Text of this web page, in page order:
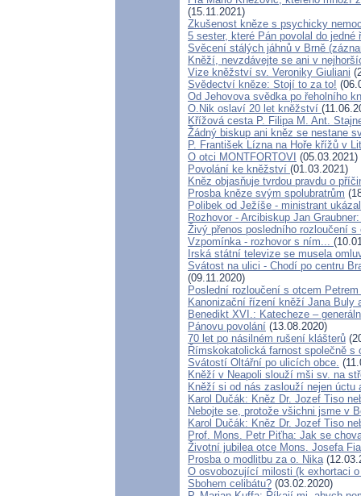
(15.11.2021)
Zkušenost kněze s psychicky
5 sester, které Pán povolal do jedné
Svěcení stálých jáhnů v Brně
Kněží, nevzdávejte se ani v
Vize kněžství sv. Veroniky Giuliani
Svědectví kněze: Stojí to za to!
Od Jehovova svědka po řeholního
O.Nik oslaví 20 let kněžství
Křížová cesta P. Filipa M. Ant.
Žádný biskup ani kněz se nestane
P. František Lízna na Hoře křížů v
O otci MONTFORTOVI (05.03.2021)
Povolání ke kněžství (01.03.2021)
Kněz objasňuje tvrdou pravdu o
Prosba kněze svým spolubratrům
Polibek od Ježíše - ministrant
Rozhovor - Arcibiskup Jan
Živý přenos posledního rozloučení
Vzpomínka - rozhovor s ním...
Irská státní televize se musela
Svátost na ulici - Chodí po centru
(09.11.2020)
Poslední rozloučení s otcem
Kanonizační řízení kněží Jana Buly
Benedikt XVI.: Katecheze –
Pánovu povolání (13.08.2020)
70 let po násilném rušení klášterů
Římskokatolická farnost společně
Svátostí Oltářní po ulicích obce.
Kněží v Neapoli slouží mši sv. na
Kněží si od nás zaslouží nejen
Karol Dučák: Kněz Dr. Jozef Tiso
Nebojte se, protože všichni jsme v
Karol Dučák: Kněz Dr. Jozef Tiso
Prof. Mons. Petr Piťha: Jak se
Životní jubilea otce Mons. Josefa
Prosba o modlitbu za o. Nika
O osvobozující milosti (k exhortaci o
Sbohem celibátu? (03.02.2020)